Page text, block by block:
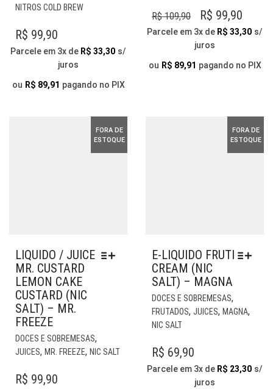
NITROS COLD BREW
VARIANTES.
OPÇÕES
PODEM
SER
DO
PRODUTO
R$ 99,90
Parcele em 3x de R$ 33,30 s/
juros
ou R$ 89,91 pagando no PIX
SER
DO
R$109,90
O
PREÇO
ORIGINAL
ERA:
R$ 99,90
É:
Parcele em 3x de R$ 33,30 s/
juros
ou R$ 89,91 pagando no PIX
FORA DE
ESTOQUE
LIQUIDO / JUICE
MR. CUSTARD
LEMON CAKE
CUSTARD (NIC
SALT) – MR.
FREEZE
DOCES E SOBREMESAS,
JUICES, MR. FREEZE, NIC SALT
PRODUTO
VÁRIAS
R$ 99,90
FORA DE
ESTOQUE
E-LIQUIDO FRUTI
CREAM (NIC
SALT) – MAGNA
DOCES E SOBREMESAS,
FRUTADOS, JUICES, MAGNA,
NIC SALT
R$ 69,90
Parcele em 3x de R$ 23,30 s/
juros